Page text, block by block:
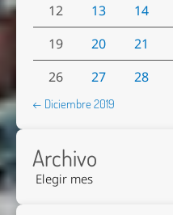
12
13 14
19
20 21
26
27 28
← Diciembre 2019
Archivo